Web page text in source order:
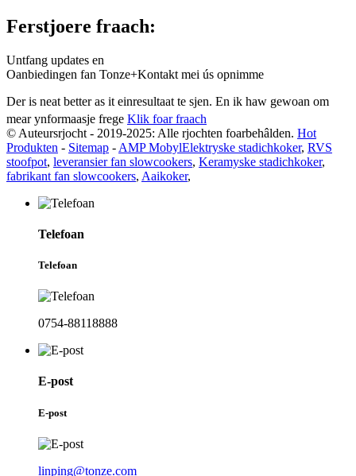
Ferstjoere fraach:
Untfang updates en
Oanbiedingen fan Tonze+Kontakt mei ús opnimme
Der is neat better as it einresultaat te sjen. En ik haw gewoan om
mear ynformaasje frege Klik foar fraach
© Auteursrjocht - 2019-2025: Alle rjochten foarbehâlden. Hot
Produkten - Sitemap - AMP MobylElektryske stadichkoker, RVS
stoofpot, leveransier fan slowcookers, Keramyske stadichkoker,
fabrikant fan slowcookers, Aaikoker,
Telefoan
Telefoan
0754-88118888
E-post
E-post
linping@tonze.com